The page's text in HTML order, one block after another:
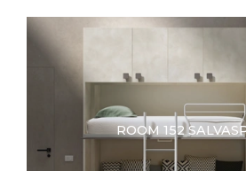
ROOM 152